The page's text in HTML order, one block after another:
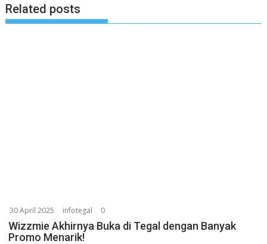
Related posts
30 April 2025 infotegal 0
Wizzmie Akhirnya Buka di Tegal dengan Banyak
Promo Menarik!